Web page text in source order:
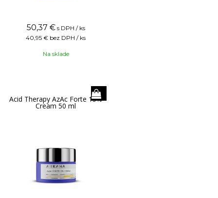
50,37 € s DPH / ks
40,95 € bez DPH / ks
Na sklade
Acid Therapy AzAc Forte 15%
Cream 50 ml